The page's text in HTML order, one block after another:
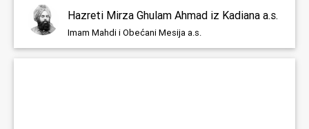
Hazreti Mirza Ghulam Ahmad iz Kadiana a.s.
Imam Mahdi i Obećani Mesija a.s.